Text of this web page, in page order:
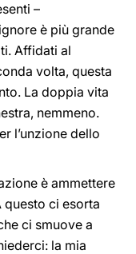
–
è più grande
Affidati al
volta, questa
La doppia vita
nemmeno.
l’unzione dello
è ammettere
ci esorta
ci smuove a
la mia